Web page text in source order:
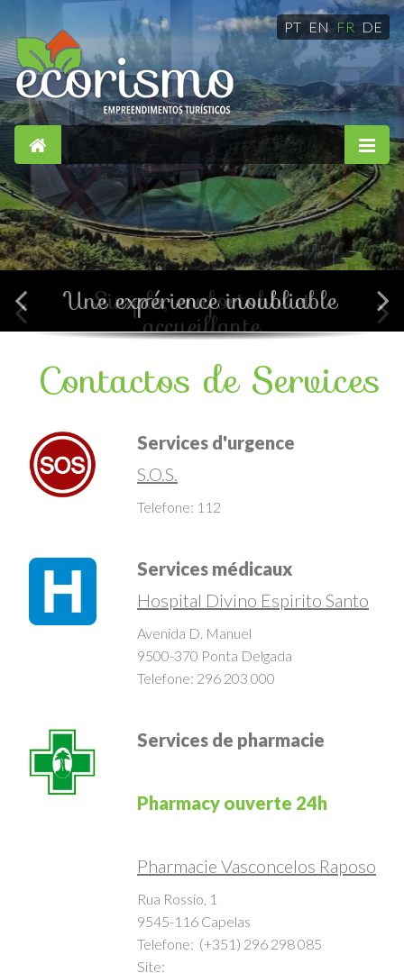
PT EN FR DE
Simple, confortable et
accueillante
Contactos de Services
Services d'urgence
S.O.S.
Services médicaux
Hospital Divino Espirito Santo
Avenida D. Manuel
9500-370 Ponta Delgada
Pharmacie Vasconcelos Raposo
Rua Rossio, 1
9545-116 Capelas
Telefone: (+351) 296 298 085